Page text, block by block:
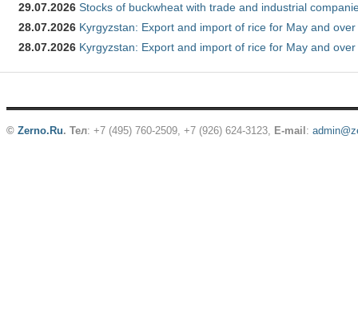
29.07.2026 Stocks of buckwheat with trade and industrial
28.07.2026 Kyrgyzstan: Export and import of rice for May and
28.07.2026 Kyrgyzstan: Export and import of rice for May and
© Zerno.Ru. Тел: +7 (495) 760-2509, +7 (926) 624-3123, E-mail :